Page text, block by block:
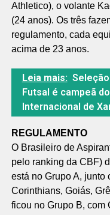
Athletico), o volante
(24 anos). Os três
regulamento, cada
acima de 23 anos.
Leia mais:
Futsal é campeã
Internacional de
REGULAMENTO
O Brasileiro de
pelo ranking da CBF)
está no Grupo A, junto
Corinthians, Goiás,
ficou no Grupo B, com